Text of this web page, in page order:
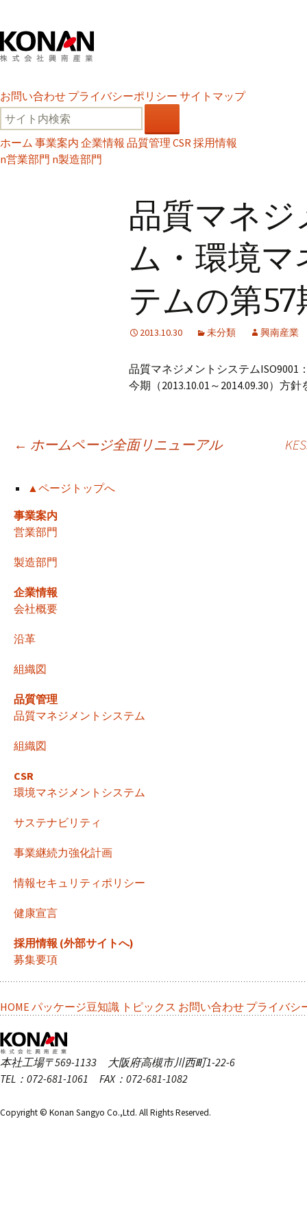
お問い合わせ プライバシーポリシー サイトマップ
ホーム 事業案内 企業情報 品質管理 CSR採用情報
n営業部門 n製造部門
品質マネ
ム・環境
テムの第
2013.10.30 未分類 興南産業
品質マネジメントシステムISO9001
今期（2013.10.01～2014.09.30）方
投
稿
ナ
ビ
ゲ
ー
シ
ョ
ン
← ホームページ全面リニューアル
▲ページトップへ
事業案内
営業部門
製造部門
企業情報
会社概要
沿革
組織図
品質管理
品質マネジメントシステム
組織図
CSR
環境マネジメントシステム
サステナビリティ
事業継続力強化計画
情報セキュリティポリシー
健康宣言
採用情報 (外部サイトへ)
募集要項
HOME パッケージ豆知識 トピックス お問い合わせ プライバシ
本社工場〒569-1133 大阪府高槻市川西町1-22-6
TEL：072-681-1061 FAX：072-681-1082
Copyright © Konan Sangyo Co.,Ltd. All Rights Reserved.